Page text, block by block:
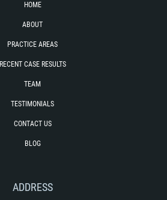
HOME
ABOUT
PRACTICE AREAS
RECENT CASE RESULTS
TEAM
TESTIMONIALS
CONTACT US
BLOG
ADDRESS